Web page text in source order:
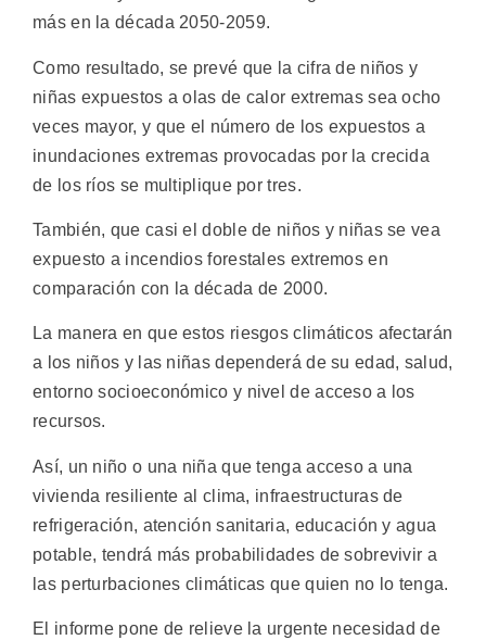
más en la década 2050-2059.
Como resultado, se prevé que la cifra de niños y
niñas expuestos a olas de calor extremas sea ocho
veces mayor, y que el número de los expuestos a
inundaciones extremas provocadas por la crecida
de los ríos se multiplique por tres.
También, que casi el doble de niños y niñas se vea
expuesto a incendios forestales extremos en
comparación con la década de 2000.
La manera en que estos riesgos climáticos afectarán
a los niños y las niñas dependerá de su edad, salud,
entorno socioeconómico y nivel de acceso a los
recursos.
Así, un niño o una niña que tenga acceso a una
vivienda resiliente al clima, infraestructuras de
refrigeración, atención sanitaria, educación y agua
potable, tendrá más probabilidades de sobrevivir a
las perturbaciones climáticas que quien no lo tenga.
El informe pone de relieve la urgente necesidad de